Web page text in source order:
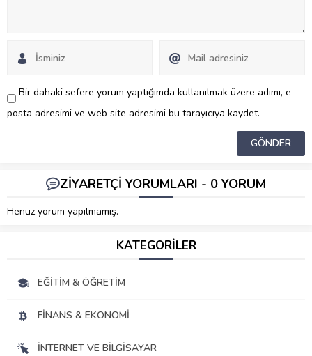
Bir dahaki sefere yorum yaptığımda kullanılmak üzere adımı, e-
posta adresimi ve web site adresimi bu tarayıcıya kaydet.
ZİYARETÇİ YORUMLARI - 0 YORUM
Henüz yorum yapılmamış.
KATEGORİLER
EĞITIM & ÖĞRETIM
FINANS & EKONOMI
İNTERNET VE BILGISAYAR